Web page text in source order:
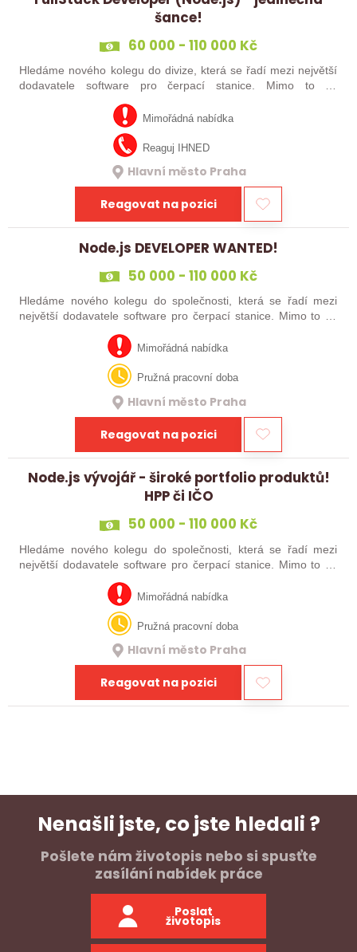
šance!
60 000 - 110 000 Kč
Hledáme nového kolegu do divize, která se řadí mezi největší
dodavatele software pro čerpací stanice. Mimo to se
zabýváme řešením IT infrastruktury včetně cybersecurity,
vývojem komplexních…
Mimořádná nabídka
Reaguj IHNED
Hlavní město Praha
Reagovat na pozici
Node.js DEVELOPER WANTED!
50 000 - 110 000 Kč
Hledáme nového kolegu do společnosti, která se řadí mezi
největší dodavatele software pro čerpací stanice. Mimo to se
vývojem komplexních…Mimořádná nabídka
Pružná pracovní doba
Hlavní město Praha
Reagovat na pozici
Node.js vývojář - široké portfolio produktů!
HPP či IČO
50 000 - 110 000 Kč
Hledáme nového kolegu do společnosti, která se řadí mezi
největší dodavatele software pro čerpací stanice. Mimo to se
zabýváme řešením IT infrastruktury včetně cybersecurity,
vývojem komplexních…Mimořádná nabídka
Pružná pracovní doba
Hlavní město Praha
Reagovat na pozici
Nenašli jste, co jste hledali ?
Pošlete nám životopis nebo si spusťte
zasílání nabídek práce
Poslat
životopis